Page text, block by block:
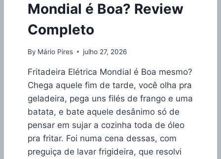
Mondial é Boa? Review
Completo
By Mário Pires julho 27, 2026
Fritadeira Elétrica Mondial é Boa mesmo?
Chega aquele fim de tarde, você olha pra
geladeira, pega uns filés de frango e uma
batata, e bate aquele desânimo só de
pensar em sujar a cozinha toda de óleo
pra fritar. Foi numa cena dessas, com
preguiça de lavar frigideira, que resolvi